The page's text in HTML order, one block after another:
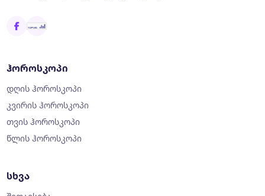
ჰოროსკოპი
დღის ჰოროსკოპი
კვირის ჰოროსკოპი
თვის ჰოროსკოპი
წლის ჰოროსკოპი
სხვა